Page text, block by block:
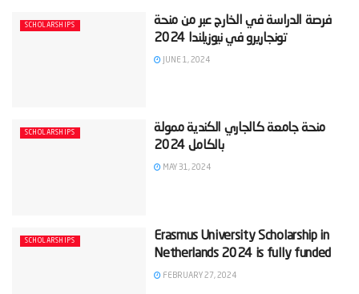
SCHOLARSHIPS
‫فرصة الدراسة في الخارج عبر من منحة
تونجاريرو في نيوزيلندا 2024‬
JUNE 1, 2024
SCHOLARSHIPS
‫منحة جامعة كالجاري الكندية ممولة
بالكامل 2024‬
MAY 31, 2024
SCHOLARSHIPS
Erasmus University Scholarship in
Netherlands 2024 is fully funded
FEBRUARY 27, 2024